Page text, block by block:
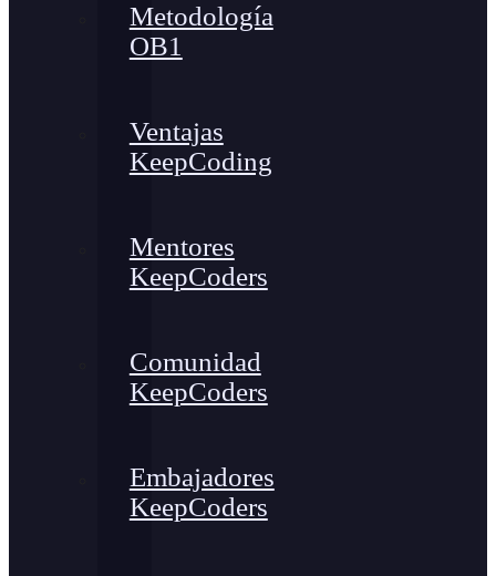
Metodología
OB1
Ventajas
KeepCoding
Mentores
KeepCoders
Comunidad
KeepCoders
Embajadores
KeepCoders